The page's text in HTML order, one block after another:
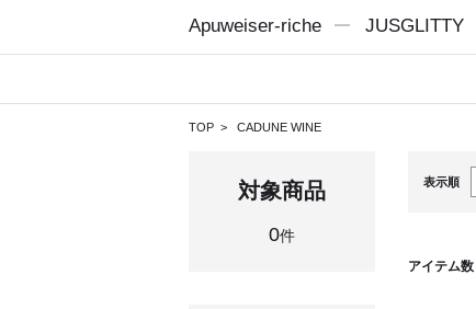
Apuweiser-riche JUSGLITTY
TOP CADUNE WINE
対象商品
0件
表示順
アイテム数